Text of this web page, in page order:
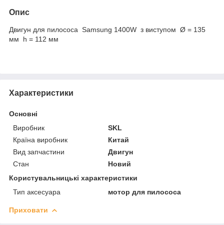
Опис
Двигун для пилососа Samsung 1400W з виступом Ø = 135
мм h = 112 мм
Характеристики
Основні
Виробник
SKL
Країна виробник
Китай
Вид запчастини
Двигун
Стан
Новий
Користувальницькі характеристики
Тип аксесуара
мотор для пилососа
Приховати